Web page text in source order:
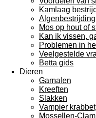
Kamlaag
Algenbestrijding
Mos op hout of
Kan ik vissen,
Problemen in
Veelgestelde
Betta gids
Dieren
Garnalen
Kreeften
Slakken
Vampier
Mossellen-Clam